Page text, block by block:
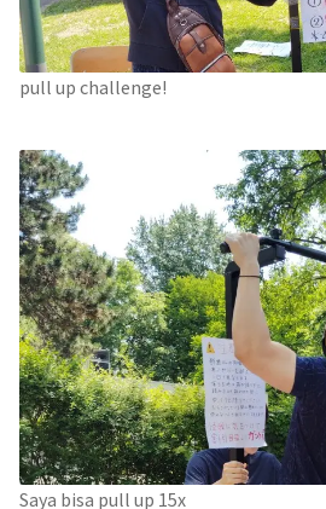
pull up challenge!
Saya bisa pull up 15x